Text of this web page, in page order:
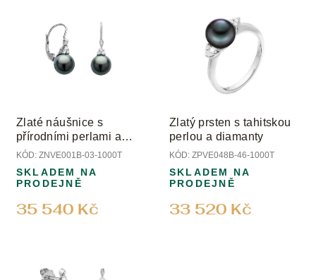
Zlaté náušnice s
přírodními perlami a
diamanty
KÓD: ZNVE001B-03-1000T
35 540 Kč
SKLADEM NA
PRODEJNĚ
Zlatý prsten s tahitskou
perlou a diamanty
KÓD: ZPVE048B-46-1000T
33 520 Kč
SKLADEM NA
PRODEJNĚ